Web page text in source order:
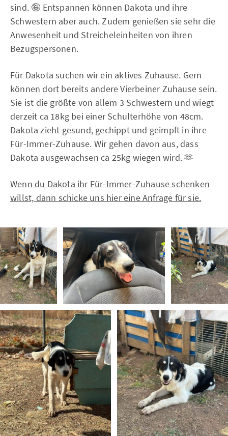
sind. 🤪 Entspannen können Dakota und ihre
Schwestern aber auch. Zudem genießen sie sehr die
Anwesenheit und Streicheleinheiten von ihren
Bezugspersonen.
Für Dakota suchen wir ein aktives Zuhause. Gern
können dort bereits andere Vierbeiner Zuhause sein.
Sie ist die größte von allem 3 Schwestern und wiegt
derzeit ca 18kg bei einer Schulterhöhe von 48cm.
Dakota zieht gesund, gechippt und geimpft in ihre
Für-Immer-Zuhause. Wir gehen davon aus, dass
Dakota ausgewachsen ca 25kg wiegen wird. 🫶
Wenn du Dakota ihr Für-Immer-Zuhause schenken
willst, dann schicke uns hier eine Anfrage für sie.